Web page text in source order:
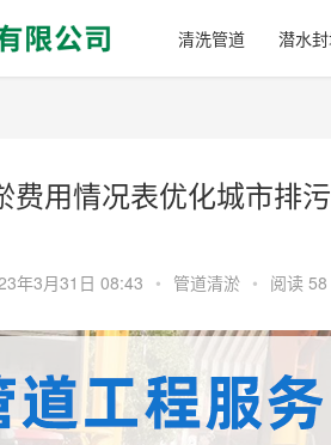
清洗管道 潜水
费用情况表优化城市排
年3月31日 08:43 • 管道清淤 • 阅读 58